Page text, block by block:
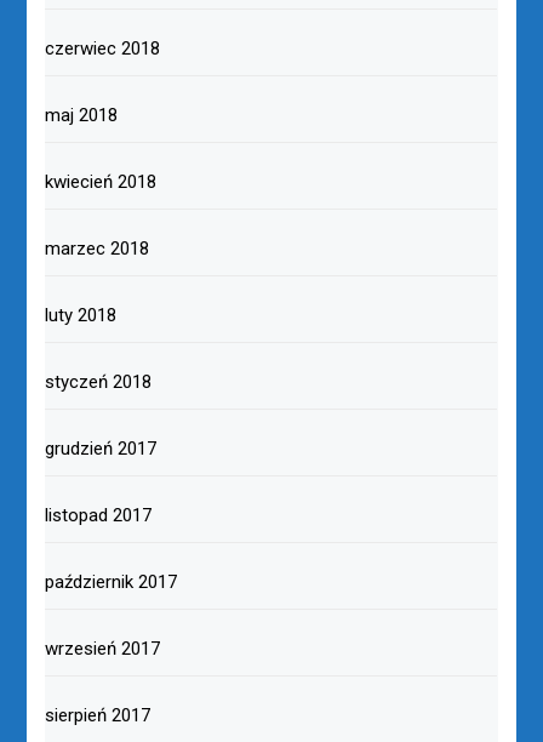
czerwiec 2018
maj 2018
kwiecień 2018
marzec 2018
luty 2018
styczeń 2018
grudzień 2017
listopad 2017
październik 2017
wrzesień 2017
sierpień 2017